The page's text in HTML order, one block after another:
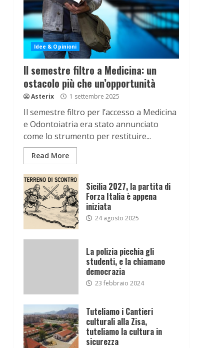
Idee & Opinioni
Il semestre filtro a Medicina: un
ostacolo più che un’opportunità
Asterix 1 settembre 2025
Il semestre filtro per l’accesso a Medicina
e Odontoiatria era stato annunciato
come lo strumento per restituire...
Read More
Sicilia 2027, la partita di
Forza Italia è appena
iniziata
24 agosto 2025
La polizia picchia gli
studenti, e la chiamano
democrazia
23 febbraio 2024
Tuteliamo i Cantieri
culturali alla Zisa,
tuteliamo la cultura in
sicurezza